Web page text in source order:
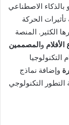
بالذكاء الاصطناعي
تأثيرات الحركة
الكثير. المنصة
والمصممين
التكنولوجيا
وإضافة نماذج
التكنولوجي